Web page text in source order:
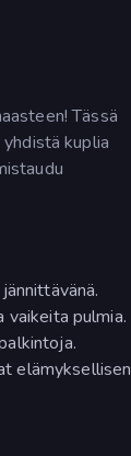
Tässä
kuplia
pulmia.
elämyksellisen